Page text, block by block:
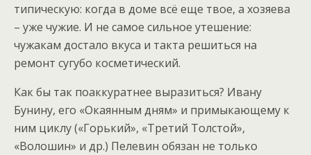
типическую: когда в доме всё еще твое, а хозяева
– уже чужие. И не самое сильное утешение:
чужакам достало вкуса и такта решиться на
ремонт сугубо косметический.
Как бы так поаккуратнее выразиться? Ивану
Бунину, его «Окаянным дням» и примыкающему к
ним циклу («Горький», «Третий Толстой»,
«Волошин» и др.) Пелевин обязан не только